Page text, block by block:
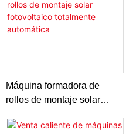
Máquina formadora de
rollos de montaje solar
automática